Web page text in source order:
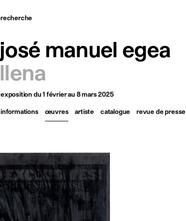
recherche
josé manuel egea
llena
exposition du 1 février au 8 mars 2025
informations œuvres artiste catalogue revue de presse